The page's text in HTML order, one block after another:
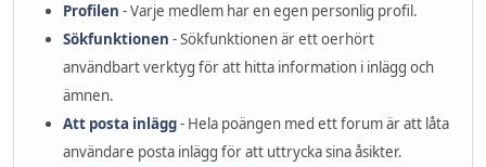
Profilen - Varje medlem har en egen personlig profil.
Sökfunktionen - Sökfunktionen är ett oerhört
användbart verktyg för att hitta information i inlägg och
ämnen.
Att posta inlägg- Hela poängen med ett forum är att låta
användare posta inlägg för att uttrycka sina åsikter.